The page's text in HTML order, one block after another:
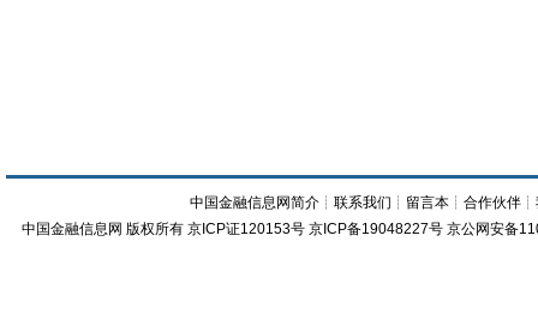
中国金融信息网简介 ┊联系我们 ┊ 留言本 ┊合作伙伴 ┊
中国金融信息网 版权所有 京ICP证120153号 京ICP备19048227号 京公网安备